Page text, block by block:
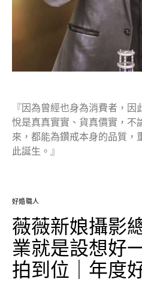
『因為曾經也身為消費者，
悅是真真實實、貨真價實，不
來，都能為鑽戒本身的品質，
此誕生。』
好婚職人
薇薇新娘攝影
業就是設想好
拍到位｜年度